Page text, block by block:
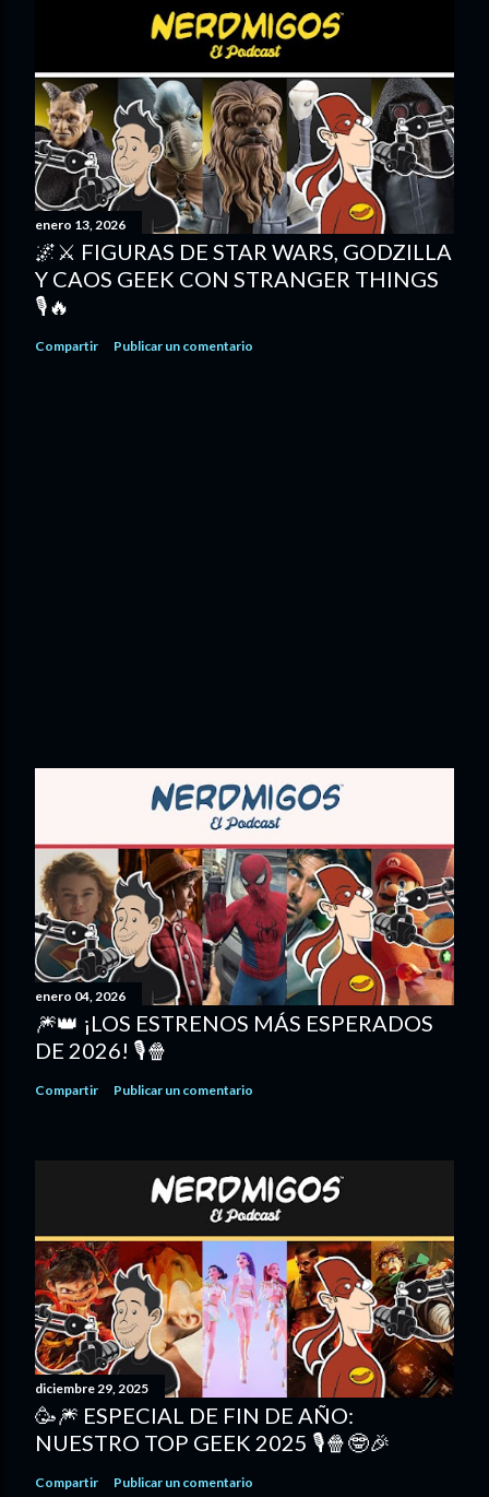
enero 13, 2026
🌌⚔️ FIGURAS DE STAR WARS, GODZILLA
Y CAOS GEEK CON STRANGER THINGS
🎙️🔥
Compartir Publicar un comentario
enero 04, 2026
🎆👑 ¡LOS ESTRENOS MÁS ESPERADOS
DE 2026! 🎙️🍿
Compartir Publicar un comentario
diciembre 29, 2025
🥳🎆 ESPECIAL DE FIN DE AÑO:
NUESTRO TOP GEEK 2025 🎙️🍿🤓🎉
Compartir Publicar un comentario